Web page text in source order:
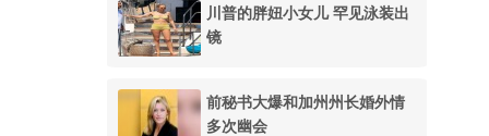
川普的胖妞小女儿 罕见泳装出
镜
前秘书大爆和加州州长婚外情
多次幽会